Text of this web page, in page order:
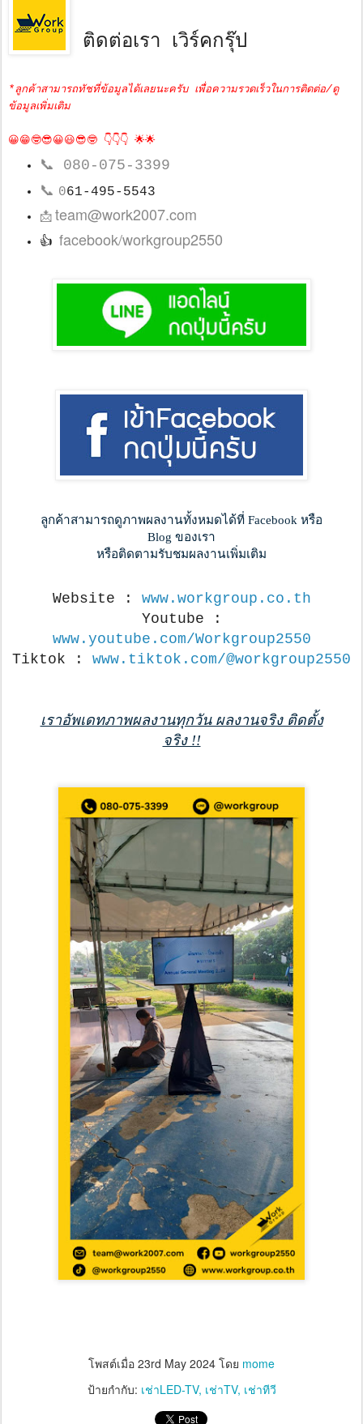
ติดต่อเรา เวิร์คกรุ๊ป
*ลูกค้าสามารถทัชที่ข้อมูลได้เลยนะครับ เพื่อความรวดเร็วในการติดต่อ/ดู
ข้อมูลเพิ่มเติม
😀😁🤓😎😀😃😎🤓 👇👇👇 🌟🌟
📞 080-075-3399
📞 061-495-5543
📩team@work2007.com
👍 facebook/workgroup2550
ลูกค้าสามารถดูภาพผลงานทั้งหมดได้ที่ Facebook หรือ
Blog ของเรา
หรือติดตามรับชมผลงานเพิ่มเติม
Website : www.workgroup.co.th
Youtube :
www.youtube.com/Workgroup2550
Tiktok : www.tiktok.com/@workgroup2550
เราอัพเดทภาพผลงานทุกวัน ผลงานจริง ติดตั้ง
จริง !!
โพสต์เมื่อ 23rd May 2024 โดย mome
ป้ายกำกับ: เช่าLED-TV เช่าTV เช่าทีวี